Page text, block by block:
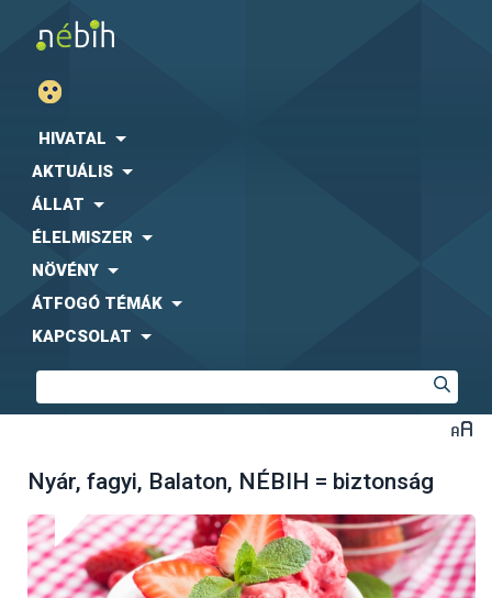
HIVATAL
AKTUÁLIS
ÁLLAT
ÉLELMISZER
NÖVÉNY
ÁTFOGÓ TÉMÁK
KAPCSOLAT
Nyár, fagyi, Balaton, NÉBIH = biztonság